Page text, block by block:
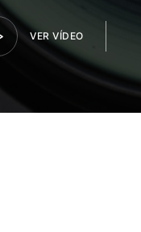
VER VÍDEO